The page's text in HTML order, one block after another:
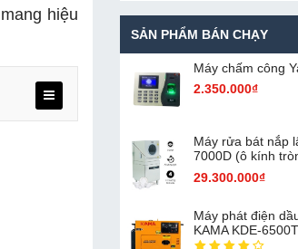
hiệu
SẢN PHẨM BÁN CHẠY
Máy chấm cô​ng
2.350.000₫
Máy rửa bát nắp
7000D (ô kính
29.300.000₫
Máy phát điện
KAMA KDE-6500T